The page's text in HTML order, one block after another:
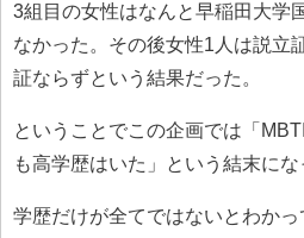
3組目の女性はなんと早稲田大学
なかった。その後女性1人は説立
証ならずという結果だった。
ということでこの企画では「
も高学歴はいた」という結末にな
学歴だけが全てではないとわか